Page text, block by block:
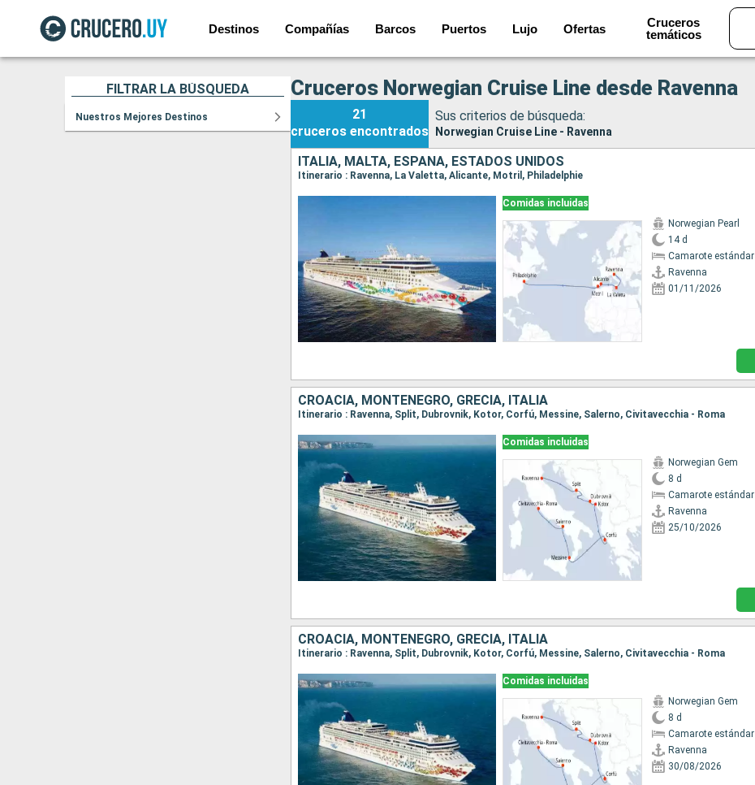
Destinos Compañías Barcos Puertos Lujo Ofertas
Cruceros
temáticos
FILTRAR LA BÚSQUEDA
Nuestros Mejores Destinos
Cruceros Norwegian Cruise Line desde Ravenna
21
cruceros encontrados
Sus criterios de búsqueda:
Norwegian Cruise Line - Ravenna
ITALIA, MALTA, ESPAÑA, ESTADOS UNIDOS
Itinerario : Ravenna, La Valetta, Alicante, Motril, Philadelphie
Comidas incluidas
Norwegian Pearl
14 d
Camarote estándar
Ravenna
01/11/2026
CROACIA, MONTENEGRO, GRECIA, ITALIA
Itinerario : Ravenna, Split, Dubrovnik, Kotor, Corfú, Messine, Salerno, Civitavecchia - Roma
Comidas incluidas
Norwegian Gem
8 d
Camarote estándar
Ravenna
25/10/2026
CROACIA, MONTENEGRO, GRECIA, ITALIA
Itinerario : Ravenna, Split, Dubrovnik, Kotor, Corfú, Messine, Salerno, Civitavecchia - Roma
Comidas incluidas
Norwegian Gem
8 d
Camarote estándar
Ravenna
30/08/2026